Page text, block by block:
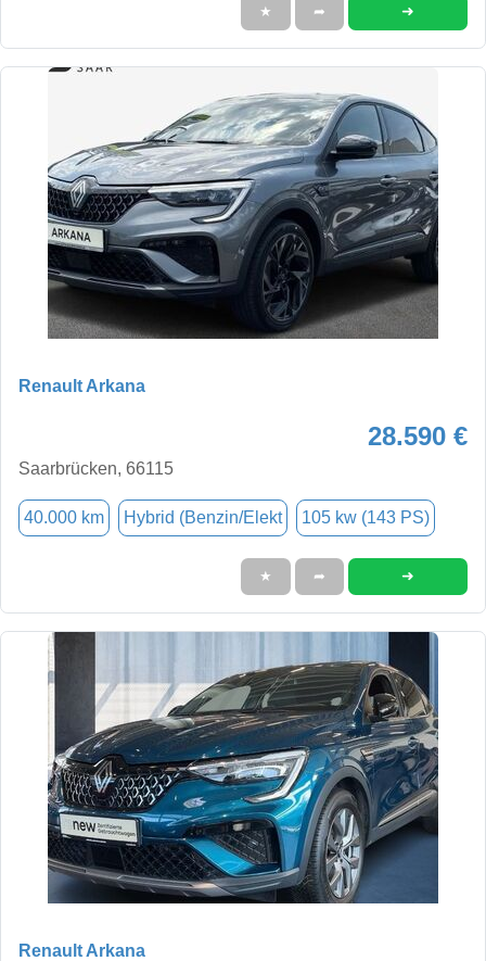
★ ➦ ➜
Renault Arkana
28.590 €
Saarbrücken, 66115
40.000 km Hybrid (Benzin/Elekt 105 kw (143 PS)
★ ➦ ➜
Renault Arkana